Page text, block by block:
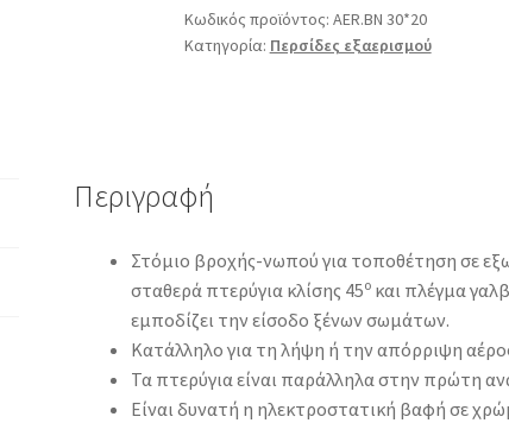
ΒΝ
30*20
Κωδικός προϊόντος: AER.BN 30*20
Κατηγορία: Περσίδες εξαερισμού
Περιγραφή
Στόμιο βροχής-νωπού για τοποθέτηση σε
σταθερά πτερύγια κλίσης 45ο και πλέγμα
εμποδίζει την είσοδο ξένων σωμάτων.
Κατάλληλo για τη λήψη ή την απόρριψη
Τα πτερύγια είναι παράλληλα στην πρώτη
Είναι δυνατή η ηλεκτροστατική βαφή σε